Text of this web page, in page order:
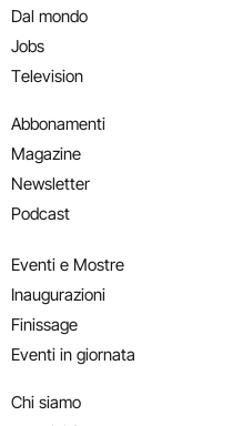
Dal mondo
Jobs
Television
Abbonamenti
Magazine
Newsletter
Podcast
Eventi e Mostre
Inaugurazioni
Finissage
Eventi in giornata
Chi siamo